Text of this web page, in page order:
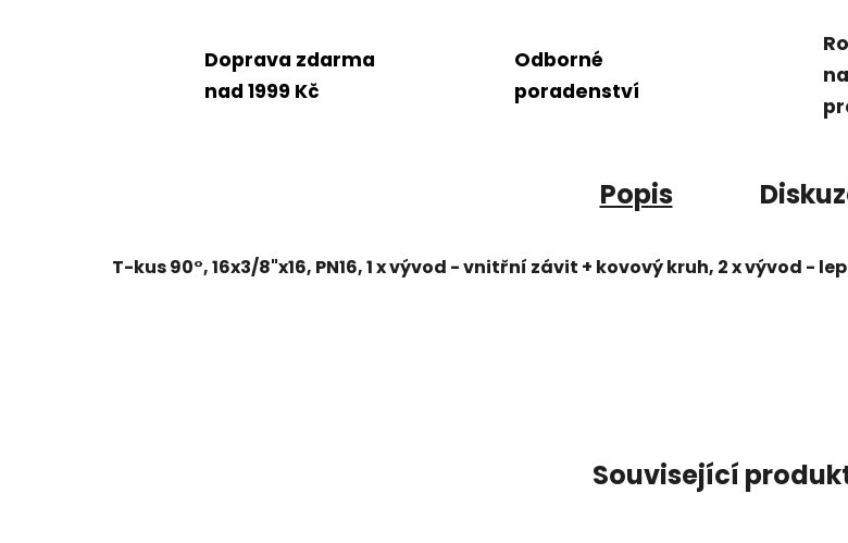
Doprava zdarma
nad 1999 Kč
Odborné
poradenství
Popis
T-kus 90°, 16x3/8"x16, PN16, 1 x vývod - vnitřní závit + kovový kruh, 2 x vývod -
Související